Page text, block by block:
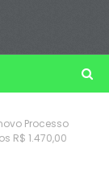
Processo
R$ 1.470,00